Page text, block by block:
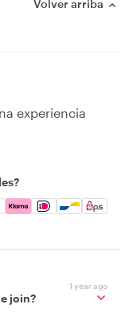
Volver arriba
experiencia
Pay, Google
1 year ago
join?